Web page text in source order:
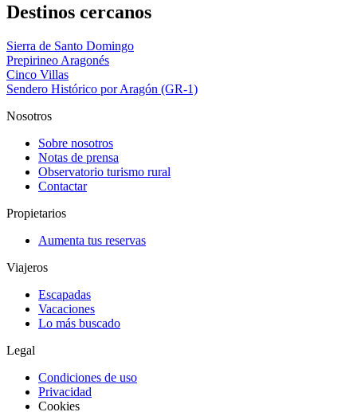
Destinos cercanos
Sierra de Santo Domingo
Prepirineo Aragonés
Cinco Villas
Sendero Histórico por Aragón (GR-1)
Nosotros
Sobre nosotros
Notas de prensa
Observatorio turismo rural
Contactar
Propietarios
Aumenta tus reservas
Viajeros
Escapadas
Vacaciones
Lo más buscado
Legal
Condiciones de uso
Privacidad
Cookies